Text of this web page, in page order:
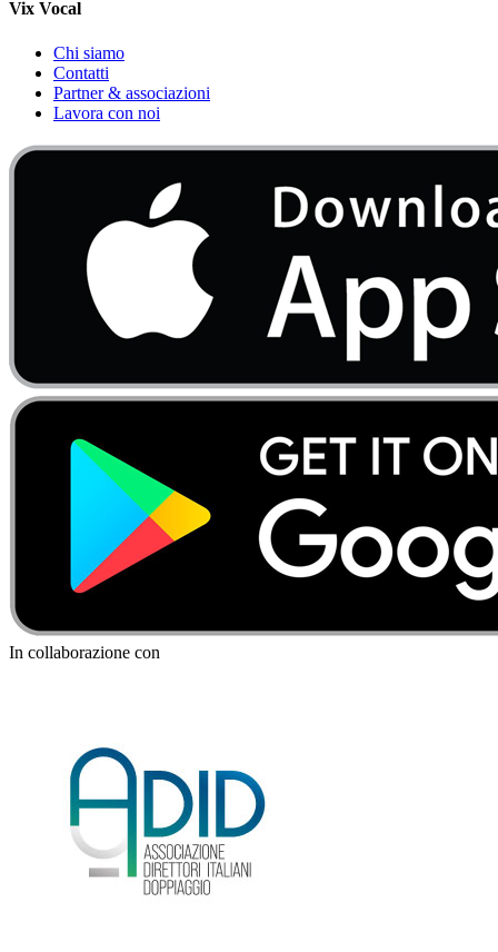
Vix Vocal
Chi siamo
Contatti
Partner & associazioni
Lavora con noi
In collaborazione con